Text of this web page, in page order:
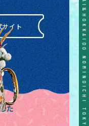
サイト
サイト
た